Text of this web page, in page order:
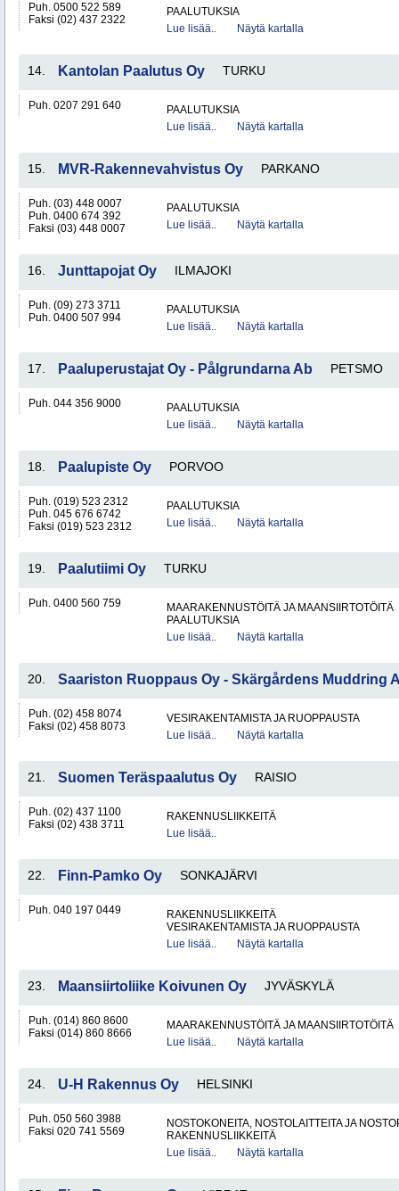
Puh. 0500 522 589
Faksi (02) 437 2322
PAALUTUKSIA
Lue lisää..
Näytä kartalla
14. Kantolan Paalutus Oy TURKU
Puh. 0207 291 640
PAALUTUKSIA
Lue lisää..
Näytä kartalla
15. MVR-Rakennevahvistus Oy PARKANO
Puh. (03) 448 0007
Puh. 0400 674 392
Faksi (03) 448 0007
PAALUTUKSIA
Lue lisää..
Näytä kartalla
16. Junttapojat Oy ILMAJOKI
Puh. (09) 273 3711
Puh. 0400 507 994
PAALUTUKSIA
Lue lisää..
Näytä kartalla
17. Paaluperustajat Oy - Pålgrundarna Ab PETSMO
Puh. 044 356 9000
PAALUTUKSIA
Lue lisää..
Näytä kartalla
18. Paalupiste Oy PORVOO
Puh. (019) 523 2312
Puh. 045 676 6742
Faksi (019) 523 2312
PAALUTUKSIA
Lue lisää..
Näytä kartalla
19. Paalutiimi Oy TURKU
Puh. 0400 560 759
MAARAKENNUSTÖITÄ JA MAANSIIRTOTÖITÄ
PAALUTUKSIA
Lue lisää..
Näytä kartalla
20. Saariston Ruoppaus Oy - Skärgårdens Muddring
Puh. (02) 458 8074
Faksi (02) 458 8073
VESIRAKENTAMISTA JA RUOPPAUSTA
Lue lisää..
Näytä kartalla
21. Suomen Teräspaalutus Oy RAISIO
Puh. (02) 437 1100
Faksi (02) 438 3711
RAKENNUSLIIKKEITÄ
Lue lisää..
22. Finn-Pamko Oy SONKAJÄRVI
Puh. 040 197 0449
RAKENNUSLIIKKEITÄ
VESIRAKENTAMISTA JA RUOPPAUSTA
Lue lisää..
Näytä kartalla
23. Maansiirtoliike Koivunen Oy JYVÄSKYLÄ
Puh. (014) 860 8600
Faksi (014) 860 8666
MAARAKENNUSTÖITÄ JA MAANSIIRTOTÖITÄ
Lue lisää..
Näytä kartalla
24. U-H Rakennus Oy HELSINKI
Puh. 050 560 3988
Faksi 020 741 5569
NOSTOKONEITA, NOSTOLAITTEITA JA
RAKENNUSLIIKKEITÄ
Lue lisää..
Näytä kartalla